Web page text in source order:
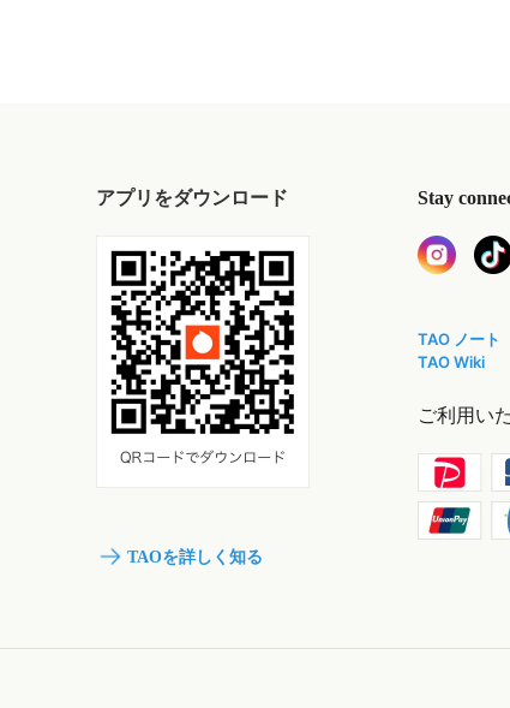
アプリをダウンロード
TAOを詳しく知る
Stay
TAO ノート
TAO Wiki
ご利用い